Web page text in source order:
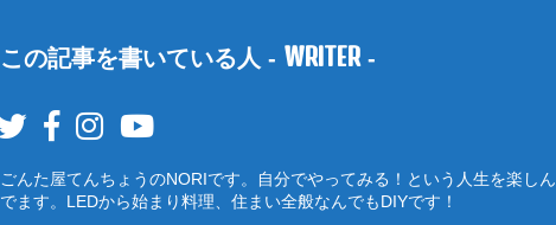
この記事を書いている人 - WRITER-
ごんた屋てんちょうのNORIです。自分でやってみる！という人生を楽しん
でます。LEDから始まり料理、住まい全般なんでもDIYです！